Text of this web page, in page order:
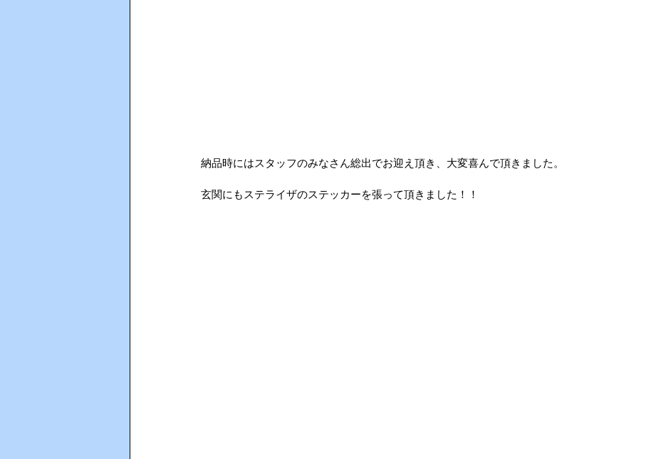
納品時にはスタッフのみなさん総出でお迎え頂き、大変喜んで頂きました。
玄関にもステライザのステッカーを張って頂きました！！